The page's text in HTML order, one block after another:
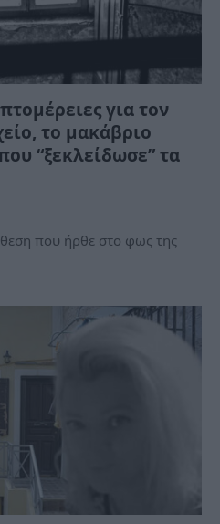
για τον
το μακάβριο
“ξεκλείδωσε” τα
που ήρθε στο φως της